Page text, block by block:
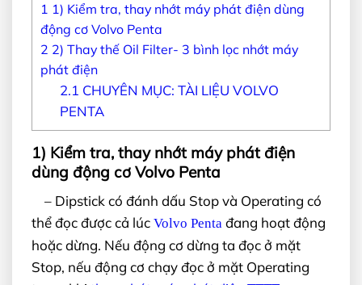
1 1) Kiểm tra, thay nhớt máy phát điện dùng
động cơ Volvo Penta
2 2) Thay thế Oil Filter- 3 bình lọc nhớt máy
phát điện
2.1 CHUYÊN MỤC: TÀI LIỆU VOLVO
PENTA
1) Kiểm tra, thay nhớt máy phát điện
dùng động cơ Volvo Penta
– Dipstick có đánh dấu Stop và Operating có
thể đọc được cả lúc Volvo Penta đang hoạt động
hoặc dừng. Nếu động cơ dừng ta đọc ở mặt
Stop, nếu động cơ chạy đọc ở mặt Operating